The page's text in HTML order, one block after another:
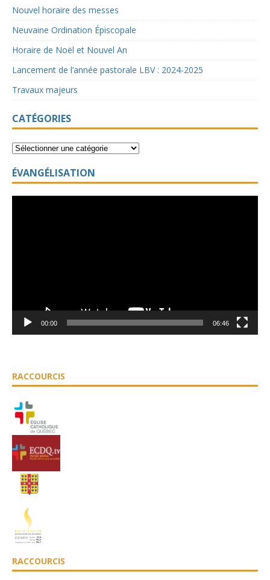
Nouvel horaire des messes
Neuvaine Ordination Épiscopale
Horaire de Noël et Nouvel An
Lancement de l’année pastorale LBV : 2024-2025
Travaux majeurs
CATÉGORIES
ÉVANGÉLISATION
00:00 06:46
RACCOURCIS
RACCOURCIS